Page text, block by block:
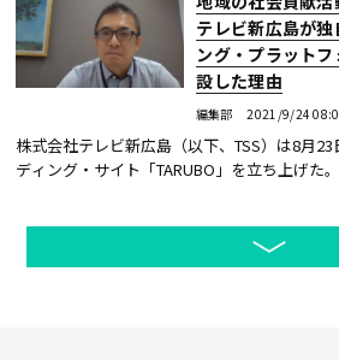
テレビ新広島が独
ング・プラット
設した理由
編集部 2021/9/24
株式会社テレビ新広島（以下、TSS）は8月
ディング・サイト「TARUBO」を立ち上げた